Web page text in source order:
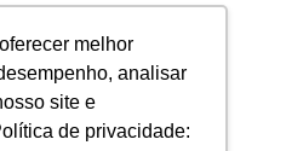
melhor
analisar
site e
de privacidade: